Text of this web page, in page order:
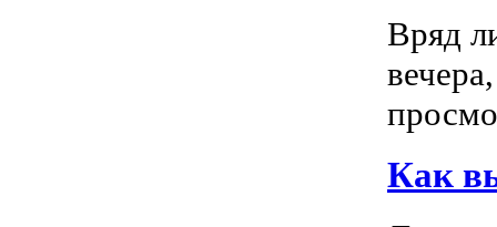
Вряд
Как